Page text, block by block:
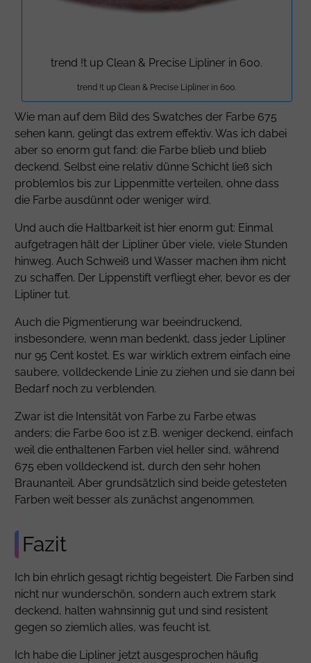
trend !t up Clean & Precise Lipliner in 600.
trend !t up Clean & Precise Lipliner in 600.
Wie man auf dem Bild des Swatches der Farbe 675
sehen kann, gelingt das extrem effektiv. Was ich dabei
aber so enorm gut fand: die Farbe blieb und blieb
deckend. Selbst eine relativ dünne Schicht ließ sich
problemlos bis zur Lippenmitte verteilen, ohne dass
die Farbe ausdünnt oder weniger wird.
Und auch die Haltbarkeit ist hier enorm gut: Einmal
aufgetragen hält der Lipliner über viele, viele Stunden
hinweg. Auch Schweiß und Wasser machen ihm nicht
zu schaffen. Der Lippenstift verfliegt eher, bevor es der
Lipliner tut.
Auch die Pigmentierung war beeindruckend,
insbesondere, wenn man bedenkt, dass jeder Lipliner
nur 95 Cent kostet. Es war wirklich extrem einfach eine
saubere, volldeckende Linie zu ziehen und sie dann bei
Bedarf noch zu verblenden.
Zwar ist die Intensität von Farbe zu Farbe etwas
anders; die Farbe 600 ist z.B. weniger deckend, einfach
weil die enthaltenen Farben viel heller sind, während
675 eben volldeckend ist, durch den sehr hohen
Braunanteil. Aber grundsätzlich sind beide getesteten
Farben weit besser als zunächst angenommen.
Fazit
Ich bin ehrlich gesagt richtig begeistert. Die Farben sind
nicht nur wunderschön, sondern auch extrem stark
deckend, halten wahnsinnig gut und sind resistent
gegen so ziemlich alles, was feucht ist.
Ich habe die Lipliner jetzt ausgesprochen häufig